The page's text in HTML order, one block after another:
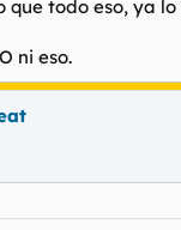
que todo eso, ya lo
ni eso.